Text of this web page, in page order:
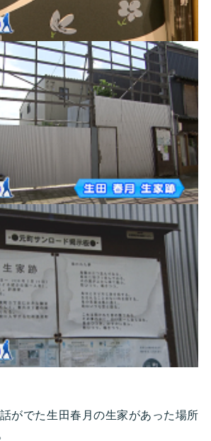
がでた生田春月の生家があった場所